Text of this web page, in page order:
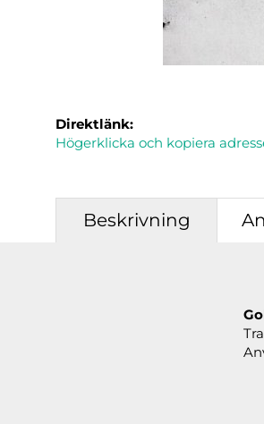
Direktlänk:
Högerklicka och kopiera
Beskrivning